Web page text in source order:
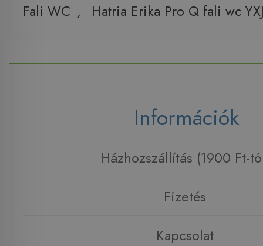
Fali WC , Hatria Erika Pro Q fali wc
Információk
Házhozszállítás (1900 Ft-
Fizetés
Kapcsolat